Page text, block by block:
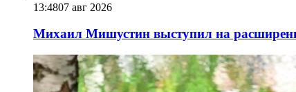
13:4807 авг 2026
Михаил Мишустин выступил на